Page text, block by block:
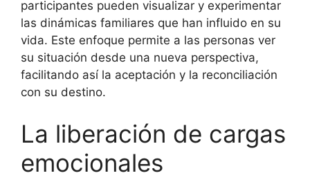
participantes pueden visualizar y experimentar
las dinámicas familiares que han influido en su
vida. Este enfoque permite a las personas ver
su situación desde una nueva perspectiva,
facilitando así la aceptación y la reconciliación
con su destino.
La liberación de cargas
emocionales